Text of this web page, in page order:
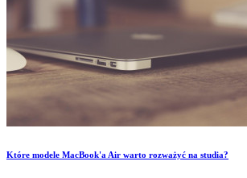
Które modele MacBook'a Air warto rozważyć na studia?